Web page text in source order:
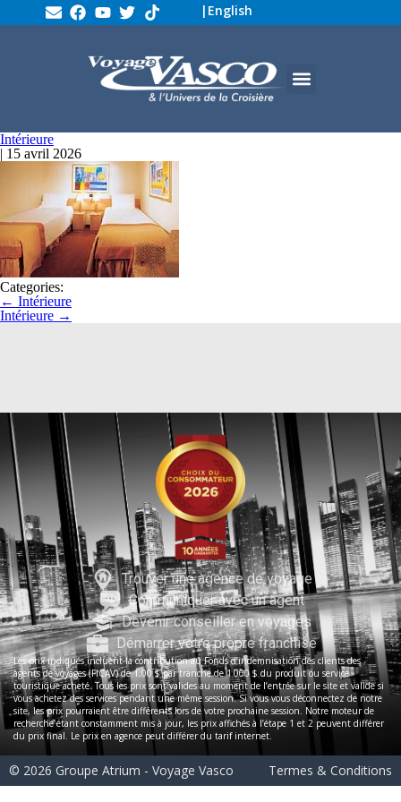
| English
Intérieure
| 15 avril 2026
Categories:
← Intérieure
Intérieure →
Trouver une agence de voyage
Communiquer avec un agent
Devenir conseiller en voyages
Démarrer votre propre franchise
Les prix indiqués incluent la contribution au Fonds d’indemnisation des clients des
agents de voyages (FICAV) de 1,00 $ par tranche de 1 000 $ du produit ou service
touristique acheté. Tous les prix sont valides au moment de l’entrée sur le site et valide si
vous achetez des services pendant une même session. Si vous vous déconnectez de notre
site, les prix pourraient être différents lors de votre prochaine session. Notre moteur de
recherche étant constamment mis à jour, les prix affichés à l’étape 1 et 2 peuvent différer
du prix final. Le prix en agence peut différer du tarif internet.
© 2026 Groupe Atrium - Voyage Vasco Termes & Conditions